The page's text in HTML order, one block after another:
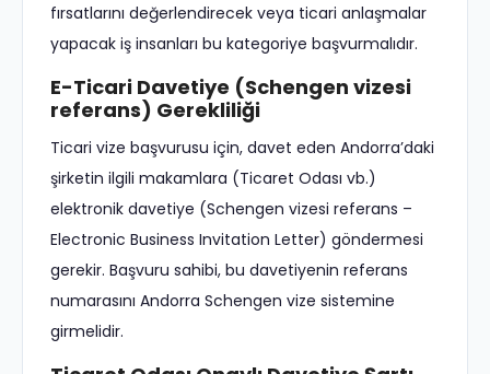
fırsatlarını değerlendirecek veya ticari anlaşmalar
yapacak iş insanları bu kategoriye başvurmalıdır.
E-Ticari Davetiye (Schengen vizesi
referans) Gerekliliği
Ticari vize başvurusu için, davet eden Andorra’daki
şirketin ilgili makamlara (Ticaret Odası vb.)
elektronik davetiye (Schengen vizesi referans –
Electronic Business Invitation Letter) göndermesi
gerekir. Başvuru sahibi, bu davetiyenin referans
numarasını Andorra Schengen vize sistemine
girmelidir.